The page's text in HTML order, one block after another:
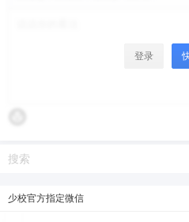
登录
少校官方指定微信